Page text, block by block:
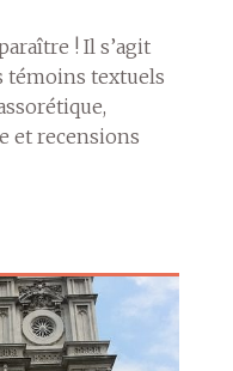
! Il s’agit
témoins textuels
et recensions